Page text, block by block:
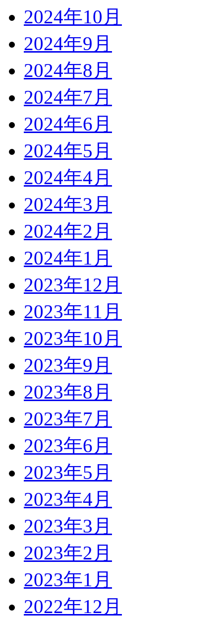
2024年10月
2024年9月
2024年8月
2024年7月
2024年6月
2024年5月
2024年4月
2024年3月
2024年2月
2024年1月
2023年12月
2023年11月
2023年10月
2023年9月
2023年8月
2023年7月
2023年6月
2023年5月
2023年4月
2023年3月
2023年2月
2023年1月
2022年12月